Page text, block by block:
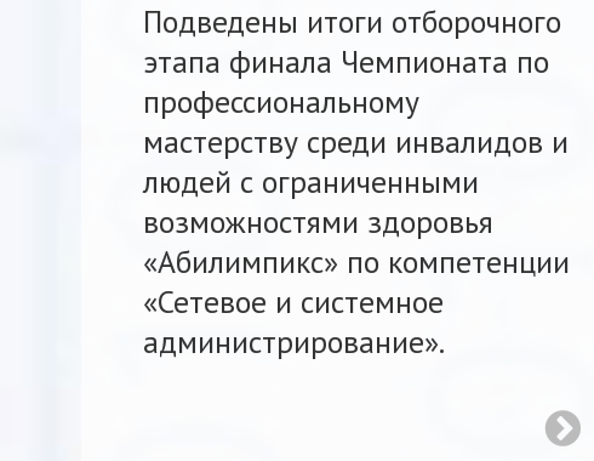
Подведены итоги отборочного
этапа финала Чемпионата по
профессиональному
мастерству среди инвалидов и
людей с ограниченными
возможностями здоровья
«Абилимпикс» по компетенции
«Сетевое и системное
администрирование».